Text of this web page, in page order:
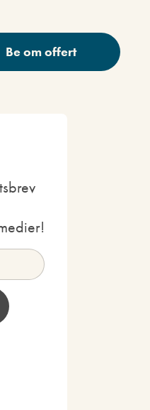
Be om offert